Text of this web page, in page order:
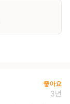
좋아요
3년